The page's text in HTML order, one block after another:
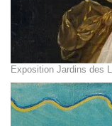
Exposition Jardins des